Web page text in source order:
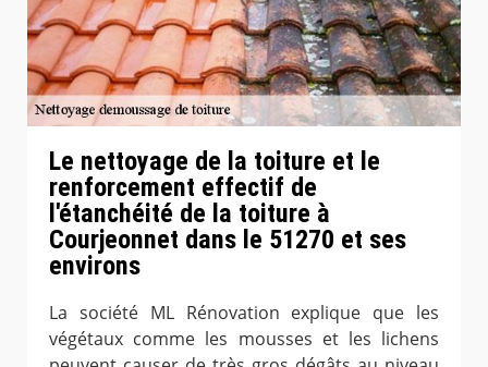
Le nettoyage de la toiture et le
renforcement effectif de
l'étanchéité de la toiture à
Courjeonnet dans le 51270 et ses
environs
La société ML Rénovation explique que les
végétaux comme les mousses et les lichens